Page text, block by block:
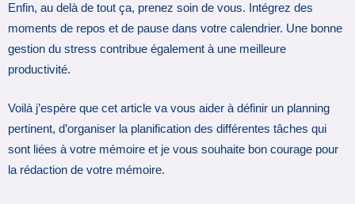
Enfin, au delà de tout ça, prenez soin de vous. Intégrez des
moments de repos et de pause dans votre calendrier. Une bonne
gestion du stress contribue également à une meilleure
productivité.
Voilà j’espère que cet article va vous aider à définir un planning
pertinent, d’organiser la planification des différentes tâches qui
sont liées à votre mémoire et je vous souhaite bon courage pour
la rédaction de votre mémoire.